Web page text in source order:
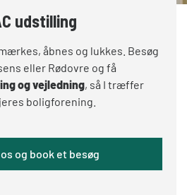
udstilling
åbnes og lukkes. Besøg
eller Rødovre og få
og vejledning, så I træffer
boligforening.
og book et besøg